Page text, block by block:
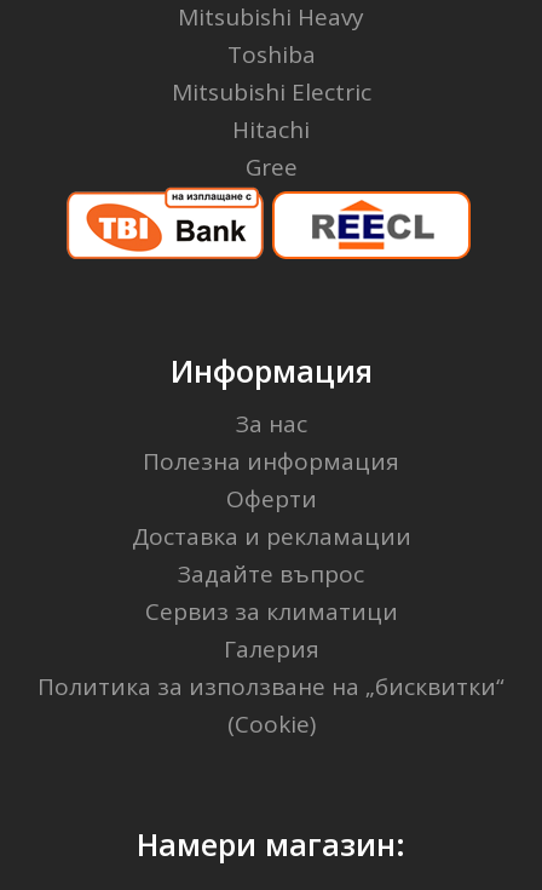
Mitsubishi Heavy
Toshiba
Mitsubishi Electric
Hitachi
Gree
Информация
За нас
Полезна информация
Оферти
Доставка и рекламации
Задайте въпрос
Сервиз за климатици
Галерия
Политика за използване на „бисквитки“
(Cookie)
Намери магазин: